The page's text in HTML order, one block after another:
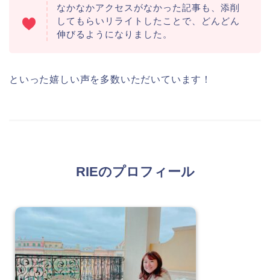
なかなかアクセスがなかった記事も、添削
してもらいリライトしたことで、どんどん
伸びるようになりました。
といった嬉しい声を多数いただいています！
RIEのプロフィール